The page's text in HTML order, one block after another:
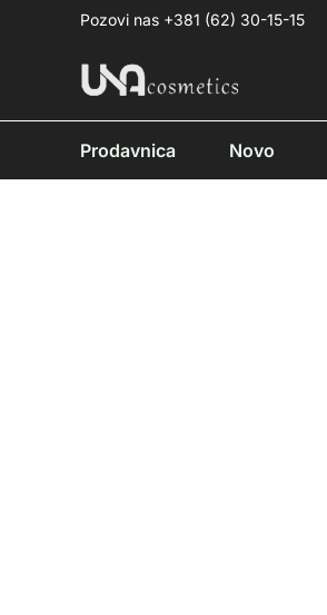
Pozovi nas +381 (62) 30-15-15
Prodavnica Novo